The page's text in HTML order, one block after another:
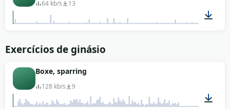
64 kb/s 13
Exercícios de ginásio
Boxe, sparring
128 kb/s 9